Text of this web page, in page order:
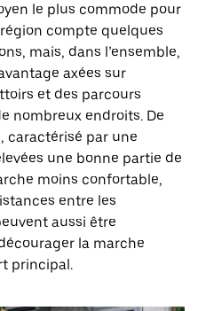
le plus commode pour
compte quelques
mais, dans l’ensemble,
axées sur
et des parcours
nombreux endroits. De
caractérisé par une
une bonne partie de
moins confortable,
entre les
aussi être
la marche
principal.